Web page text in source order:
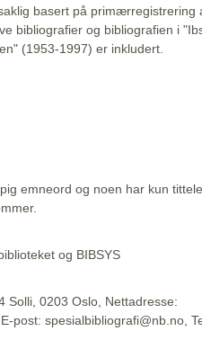
basert på primærregistrering
bibliografier og bibliografien i
(1953-1997) er inkludert.
emneord og noen har kun
og BIBSYS
Solli, 0203 Oslo, Nettadresse:
post: spesialbibliografi@nb.no,